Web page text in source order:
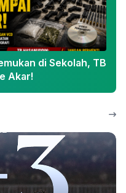
di Sekolah, TB
Akar!